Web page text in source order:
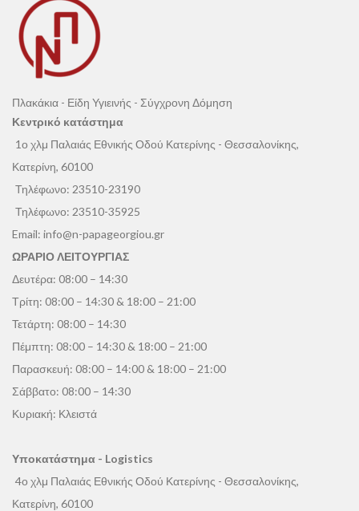
Πλακάκια - Είδη Υγιεινής - Σύγχρονη Δόμηση
Κεντρικό κατάστημα
1ο χλμ Παλαιάς Εθνικής Οδού Κατερίνης - Θεσσαλονίκης,
Κατερίνη, 60100
Τηλέφωνο: 23510-23190
Τηλέφωνο: 23510-35925
Email: info@n-papageorgiou.gr
ΩΡΑΡΙΟ ΛΕΙΤΟΥΡΓΙΑΣ
Δευτέρα: 08:00 – 14:30
Τρίτη: 08:00 – 14:30 & 18:00 – 21:00
Τετάρτη: 08:00 – 14:30
Πέμπτη: 08:00 – 14:30 & 18:00 – 21:00
Παρασκευή: 08:00 – 14:00 & 18:00 – 21:00
Σάββατο: 08:00 – 14:30
Κυριακή: Κλειστά
Υποκατάστημα - Logistics
4ο χλμ Παλαιάς Εθνικής Οδού Κατερίνης - Θεσσαλονίκης,
Κατερίνη, 60100